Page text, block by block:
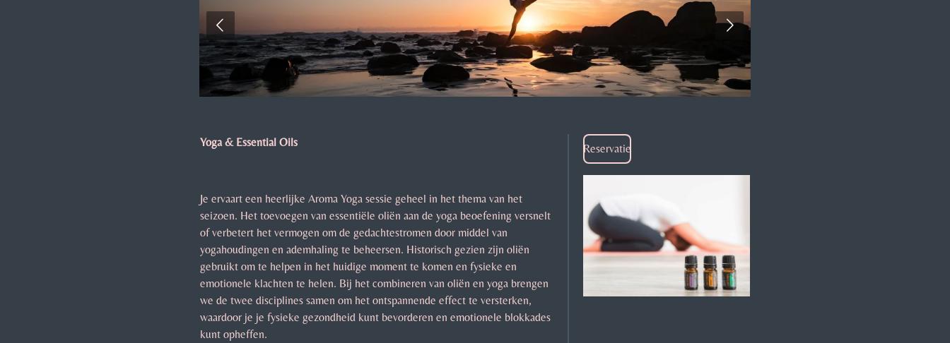
Yoga & Essential Oils
Je ervaart een heerlijke Aroma Yoga sessie geheel in het thema van het
seizoen. Het toevoegen van essentiële oliën aan de yoga beoefening versnelt
of verbetert het vermogen om de gedachtestromen door middel van
yogahoudingen en ademhaling te beheersen. Historisch gezien zijn oliën
gebruikt om te helpen in het huidige moment te komen en fysieke en
emotionele klachten te helen. Bij het combineren van oliën en yoga brengen
we de twee disciplines samen om het ontspannende effect te versterken,
waardoor je je fysieke gezondheid kunt bevorderen en emotionele blokkades
kunt opheffen.
Reservatie